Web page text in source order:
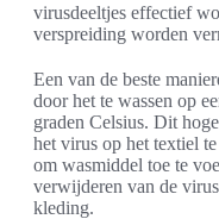
virusdeeltjes effectief
verspreiding worden
Een van de beste
door het te wassen op
graden Celsius. Dit
het virus op het textiel
om wasmiddel toe te
verwijderen van de
kleding.